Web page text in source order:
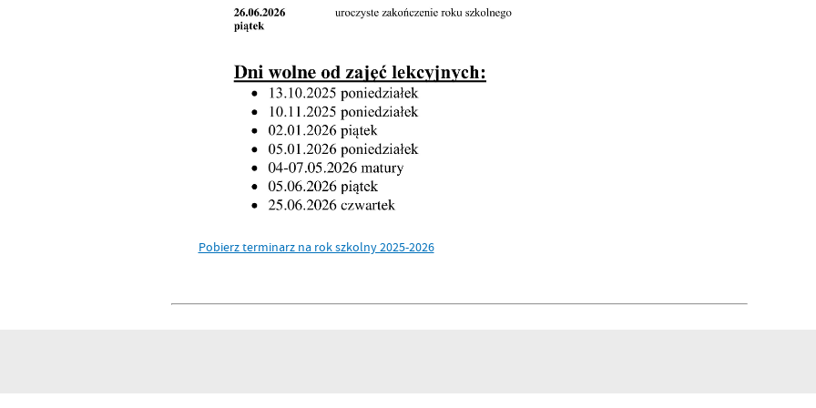
Pobierz terminarz na rok szkolny 2025-2026